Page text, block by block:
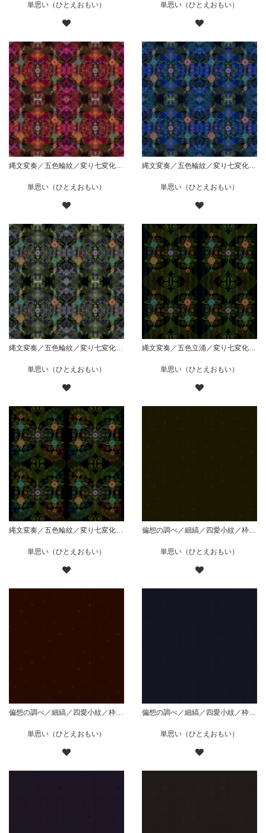
単思い（ひとえおもい） 単思い（ひとえおもい）
縄文変奏／五色輪紋／変り七変化／華／赤
単思い（ひとえおもい）
縄文変奏／五色輪紋／変り七変化／華／青
単思い（ひとえおもい）
縄文変奏／五色輪紋／変り七変化／華／黒
単思い（ひとえおもい）
縄文変奏／五色立涌／変り七変化／黒
単思い（ひとえおもい）
縄文変奏／五色輪紋／変り七変化／黒
単思い（ひとえおもい）
偏想の調べ／細縞／四愛小紋／枠無散り／緑
単思い（ひとえおもい）
偏想の調べ／細縞／四愛小紋／枠無散り／赤
単思い（ひとえおもい）
偏想の調べ／細縞／四愛小紋／枠無散り／藍
単思い（ひとえおもい）